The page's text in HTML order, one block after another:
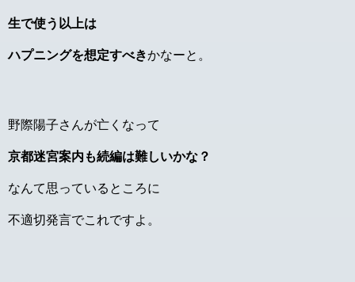
生で使う以上は
ハプニングを想定すべきかなーと。
野際陽子さんが亡くなって
京都迷宮案内も続編は難しいかな？
なんて思っているところに
不適切発言でこれですよ。